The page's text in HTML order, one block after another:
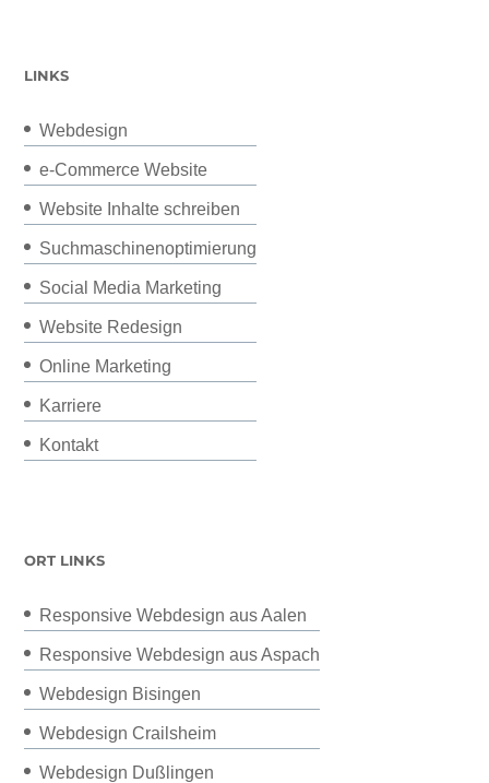
LINKS
Webdesign
e-Commerce Website
Website Inhalte schreiben
Suchmaschinenoptimierung
Social Media Marketing
Website Redesign
Online Marketing
Karriere
Kontakt
ORT LINKS
Responsive Webdesign aus Aalen
Responsive Webdesign aus Aspach
Webdesign Bisingen
Webdesign Crailsheim
Webdesign Dußlingen